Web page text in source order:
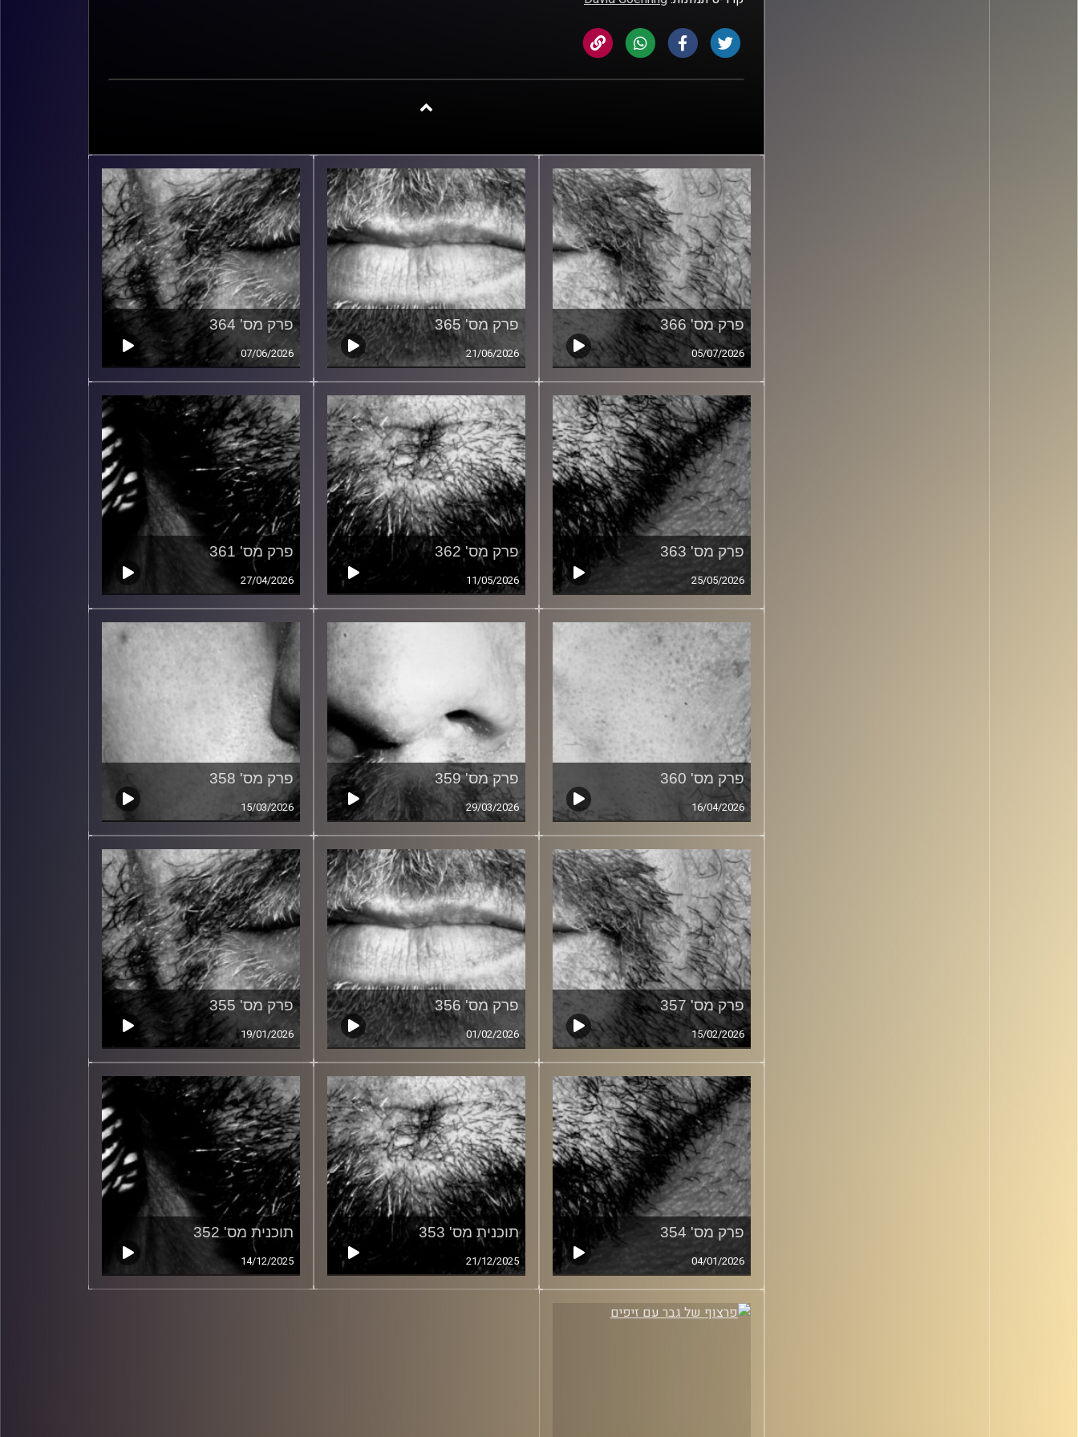
פרק מס' 366
05/07/2026
פרק מס' 365
21/06/2026
פרק מס' 364
07/06/2026
פרק מס' 363
25/05/2026
פרק מס' 362
11/05/2026
פרק מס' 361
27/04/2026
פרק מס' 360
16/04/2026
פרק מס' 359
29/03/2026
פרק מס' 358
15/03/2026
פרק מס' 357
15/02/2026
פרק מס' 356
01/02/2026
פרק מס' 355
19/01/2026
פרק מס' 354
04/01/2026
תוכנית מס' 353
21/12/2025
תוכנית מס' 352
14/12/2025